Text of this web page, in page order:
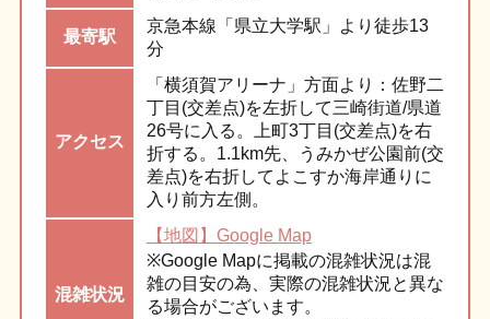
最寄駅
京急本線「県立大学駅」より徒歩13
分
アクセス
「横須賀アリーナ」方面より：佐野二
丁目(交差点)を左折して三崎街道/県道
26号に入る。上町3丁目(交差点)を右
折する。1.1km先、うみかぜ公園前(交
差点)を右折してよこすか海岸通りに
入り前方左側。
混雑状況
【地図】Google Map
※Google Mapに掲載の混雑状況は混
雑の目安の為、実際の混雑状況と異な
る場合がございます。